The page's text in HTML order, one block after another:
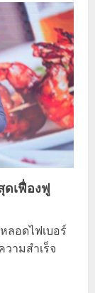
ดเฟื่องฟู
ลอดไฟเบอร์
ามสำเร็จ